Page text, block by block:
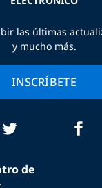
de
las últimas
y mucho más.
INSCRÍBETE